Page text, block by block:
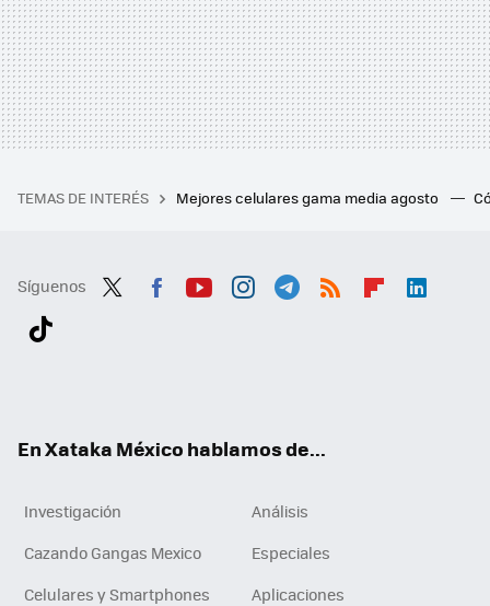
TEMAS DE INTERÉS Mejores celulares gama media agosto
Síguenos
En Xataka México hablamos de...
Investigación
Análisis
Cazando Gangas Mexico
Especiales
Celulares y Smartphones
Aplicaciones